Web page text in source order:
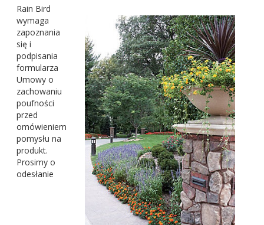
Rain Bird
wymaga
zapoznania
się i
podpisania
formularza
Umowy o
zachowaniu
poufności
przed
omówieniem
pomysłu na
produkt.
Prosimy o
odesłanie